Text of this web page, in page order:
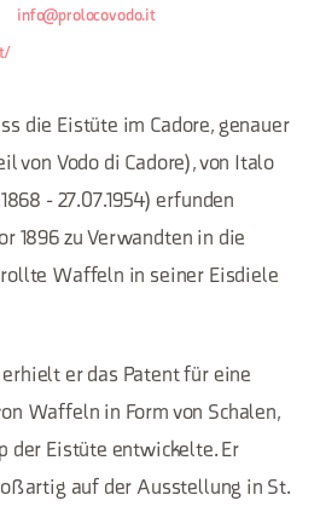
info@prolocovodo.it
die Eistüte im Cadore, genauer
von Vodo di Cadore), von Italo
- 27.07.1954) erfunden
1896 zu Verwandten in die
Waffeln in seiner Eisdiele
erhielt er das Patent für eine
Waffeln in Form von Schalen,
der Eistüte entwickelte. Er
auf der Ausstellung in St.